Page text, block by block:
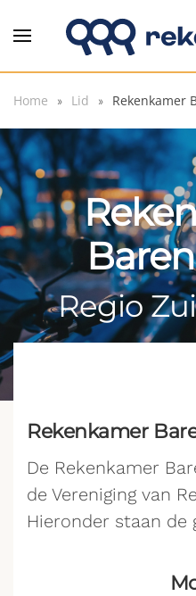
Overslaan en naar de
Home Lid Rekenkamer
Regio
Rekenkamer
De Rekenkamer
de Vereniging van
Hieronder staan de